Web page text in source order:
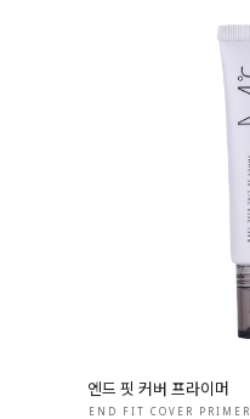
엔드 핏 커버 프라이머
END FIT COVER PRIMER